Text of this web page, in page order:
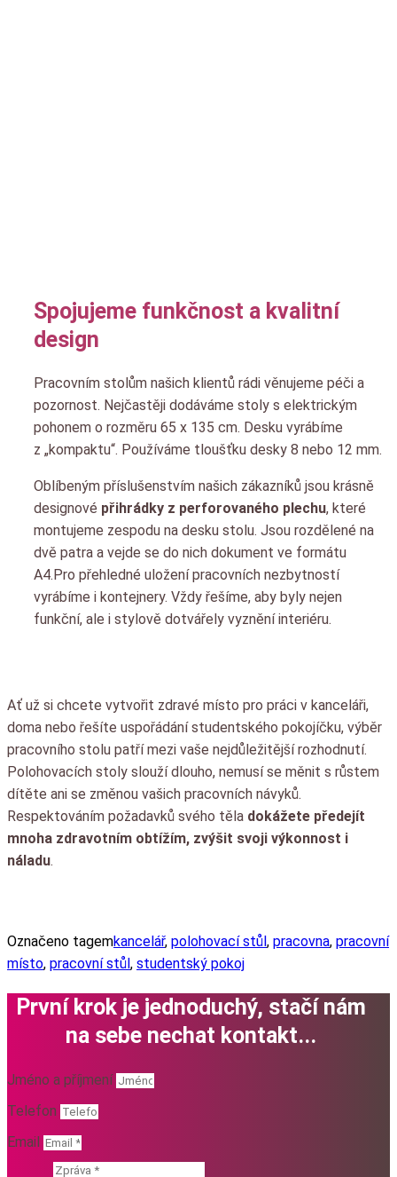
Spojujeme funkčnost a kvalitní
design
Pracovním stolům našich klientů rádi věnujeme péči a
pozornost. Nejčastěji dodáváme stoly s elektrickým
pohonem o rozměru 65 x 135 cm. Desku vyrábíme
z „kompaktu“. Používáme tloušťku desky 8 nebo 12 mm.
Oblíbeným příslušenstvím našich zákazníků jsou krásně
designové přihrádky z perforovaného plechu, které
montujeme zespodu na desku stolu. Jsou rozdělené na
dvě patra a vejde se do nich dokument ve formátu
A4.Pro přehledné uložení pracovních nezbytností
vyrábíme i kontejnery. Vždy řešíme, aby byly nejen
funkční, ale i stylově dotvářely vyznění interiéru.
Ať už si chcete vytvořit zdravé místo pro práci v kanceláři,
doma nebo řešíte uspořádání studentského pokojíčku, výběr
pracovního stolu patří mezi vaše nejdůležitější rozhodnutí.
Polohovacích stoly slouží dlouho, nemusí se měnit s růstem
dítěte ani se změnou vašich pracovních návyků.
Respektováním požadavků svého těla dokážete předejít
mnoha zdravotním obtížím, zvýšit svoji výkonnost i
náladu.
Označeno tagemkancelář, polohovací stůl , pracovna, pracovní
místo, pracovní stůl , studentský pokoj
První krok je jednoduchý, stačí nám
na sebe nechat kontakt...
Jméno a příjmení
Telefon
Email